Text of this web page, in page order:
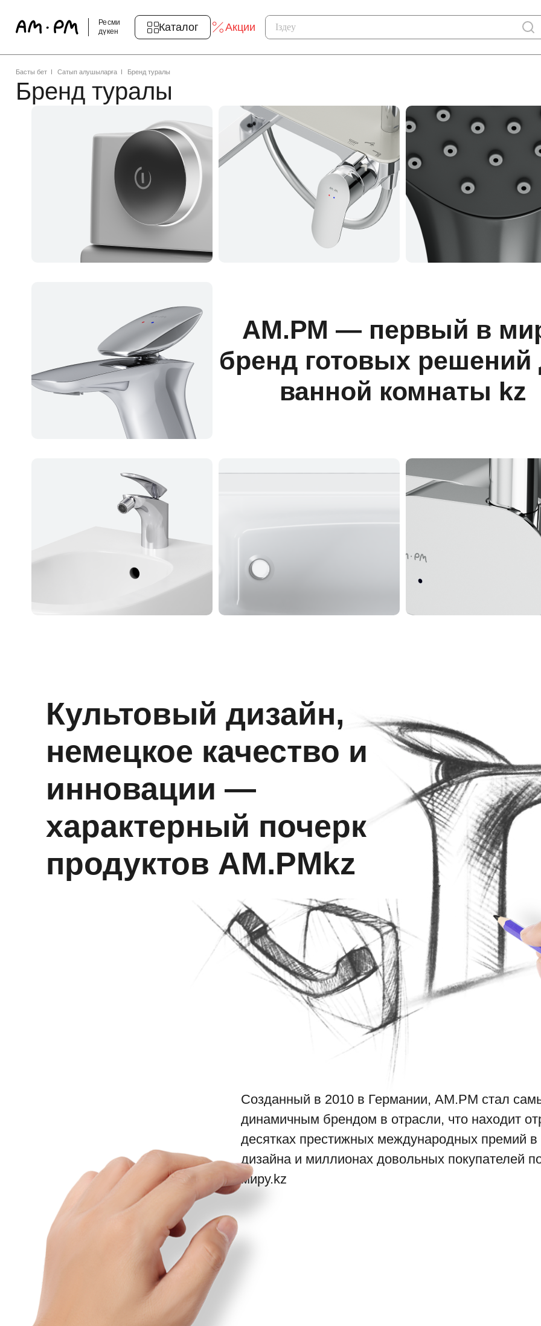
Ресми
дүкен
Каталог Акции
Басты бет Сатып алушыларға Бренд туралы
Бренд туралы
АМ.РМ — первый в
бренд готовых решений
ванной комнаты kz
Культовый дизайн,
немецкое качество и
инновации —
характерный почерк
продуктов AM.PMkz
Созданный в 2010 в Германии, AM.PM стал
динамичным брендом в отрасли, что находит
десятках престижных международных премий в
дизайна и миллионах довольных покупателей
миру.kz